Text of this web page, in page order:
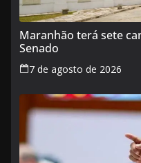
Maranhão terá sete
Senado
7 de agosto de 2026